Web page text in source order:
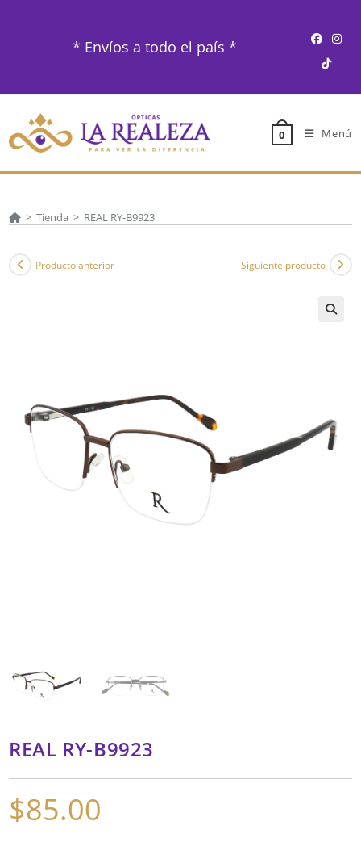
* Envíos a todo el país *
0 Menú
> Tienda > REAL RY-B9923
Producto anterior Siguiente producto
REAL RY-B9923
$85.00